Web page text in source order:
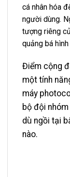
cá nhân hóa
người dùng.
tượng riêng
quảng bá
Điểm cộng
một tính
máy
bộ đội
dù ngồi tại
nào.